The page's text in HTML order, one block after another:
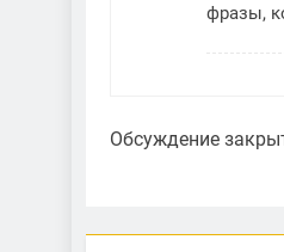
фразы,
Обсуждение